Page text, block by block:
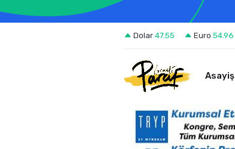
Dolar 47.55 Euro 54.96
Asayiş